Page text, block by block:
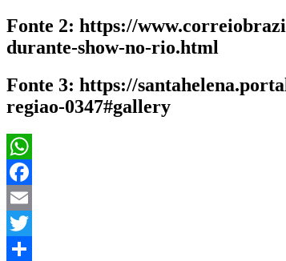
Fonte 2: https://
durante-show-no-rio.html
Fonte 3: https://
regiao-0347#gallery
WhatsApp
Facebook
Email
Twitter